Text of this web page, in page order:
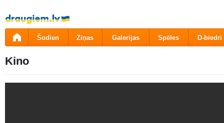
Pāriet
uz
saturu
Šodien Ziņas Galerijas Spēles D-biedri
Kino